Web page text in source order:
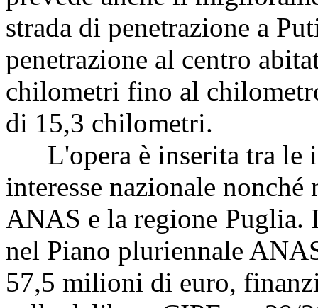
strada di penetrazione a
penetrazione al centro
chilometri fino al
di 15,3 chilometri.
L'opera è inserita tra le
interesse nazionale
ANAS e la regione Puglia.
nel Piano pluriennale
57,5 milioni di euro,